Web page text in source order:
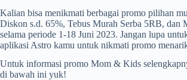
Kalian bisa menikmati berbagai promo pilihan
Diskon s.d. 65%, Tebus Murah Serba 5RB, dan
selama periode 1-18 Juni 2023. Jangan lupa
aplikasi Astro kamu untuk nikmati promo
Untuk informasi promo Mom & Kids
di bawah ini yuk!